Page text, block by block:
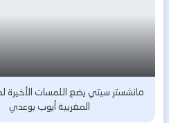
مانشستر سيتي يضع اللمسات الأخيرة
المغربية أيوب بوعدي